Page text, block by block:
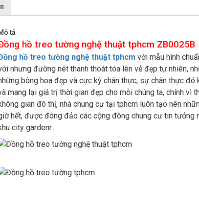
tả
hồ treo tường nghệ thuật tphcm ZB0025B
hồ treo tường nghệ thuật tphcm với mẫu hình
nhưng đường nét thanh thoát tóa lên vẻ đẹp tự nhiên,
bông hoa đẹp và cực kỳ chân thực, sự chân thực
mang lại giá trị thời gian đẹp cho mỗi chúng ta, chính vì
gian đô thị, nhà chung cư tại tphcm luôn tạo nên
hết, được đông đảo các cộng đông chung cư tin tưởng
city gardenr..